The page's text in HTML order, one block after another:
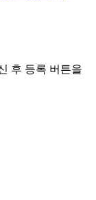
후 등록 버튼을